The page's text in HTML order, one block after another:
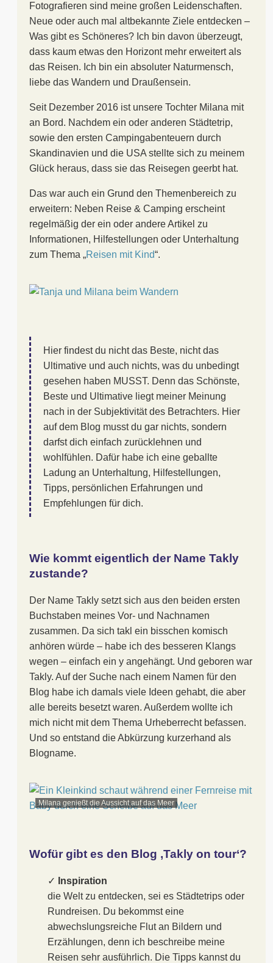
Fotografieren sind meine großen Leidenschaften.
Neue oder auch mal altbekannte Ziele entdecken –
Was gibt es Schöneres? Ich bin davon überzeugt,
dass kaum etwas den Horizont mehr erweitert als
das Reisen. Ich bin ein absoluter Naturmensch,
liebe das Wandern und Draußensein.
Seit Dezember 2016 ist unsere Tochter Milana mit
an Bord. Nachdem ein oder anderen Städtetrip,
sowie den ersten Campingabenteuern durch
Skandinavien und die USA stellte sich zu meinem
Glück heraus, dass sie das Reisegen geerbt hat.
Das war auch ein Grund den Themenbereich zu
erweitern: Neben Reise & Camping erscheint
regelmäßig der ein oder andere Artikel zu
Informationen, Hilfestellungen oder Unterhaltung
zum Thema „Reisen mit Kind“.
Hier findest du nicht das Beste, nicht das
Ultimative und auch nichts, was du unbedingt
gesehen haben MUSST. Denn das Schönste,
Beste und Ultimative liegt meiner Meinung
nach in der Subjektivität des Betrachters. Hier
auf dem Blog musst du gar nichts, sondern
darfst dich einfach zurücklehnen und
wohlfühlen. Dafür habe ich eine geballte
Ladung an Unterhaltung, Hilfestellungen,
Tipps, persönlichen Erfahrungen und
Empfehlungen für dich.
Wie kommt eigentlich der Name Takly
zustande?
Der Name Takly setzt sich aus den beiden ersten
Buchstaben meines Vor- und Nachnamen
zusammen. Da sich takl ein bisschen komisch
anhören würde – habe ich des besseren Klangs
wegen – einfach ein y angehängt. Und geboren war
Takly. Auf der Suche nach einem Namen für den
Blog habe ich damals viele Ideen gehabt, die aber
alle bereits besetzt waren. Außerdem wollte ich
mich nicht mit dem Thema Urheberrecht befassen.
Und so entstand die Abkürzung kurzerhand als
Blogname.
Milana genießt die Aussicht auf das Meer
Wofür gibt es den Blog ‚Takly on tour‘?
✓
Inspiration
die Welt zu entdecken, sei es Städtetrips oder
Rundreisen. Du bekommst eine
abwechslungsreiche Flut an Bildern und
Erzählungen, denn ich beschreibe meine
Reisen sehr ausführlich. Die Tipps kannst du